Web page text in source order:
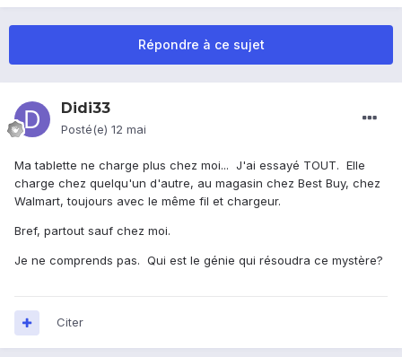
Répondre à ce sujet
Didi33
Posté(e) 12 mai
Ma tablette ne charge plus chez moi... J'ai essayé TOUT. Elle
charge chez quelqu'un d'autre, au magasin chez Best Buy, chez
Walmart, toujours avec le même fil et chargeur.
Bref, partout sauf chez moi.
Je ne comprends pas. Qui est le génie qui résoudra ce mystère?
Citer